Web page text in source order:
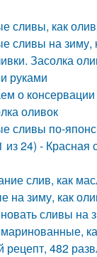
сливы, как
сливы на зиму,
Засолка
руками
о консервации
оливок
сливы по-
из 24) - Красная
слив, как
на зиму, как
сливы на
рецепт, 482